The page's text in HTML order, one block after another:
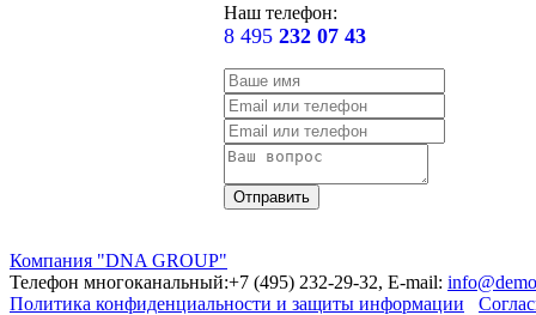
Наш телефон:
8 495 232 07 43
Компания "DNA GROUP"
Телефон многоканальный:+7 (495) 232-29-32, E-mail:
Политика конфиденциальности и защиты информации